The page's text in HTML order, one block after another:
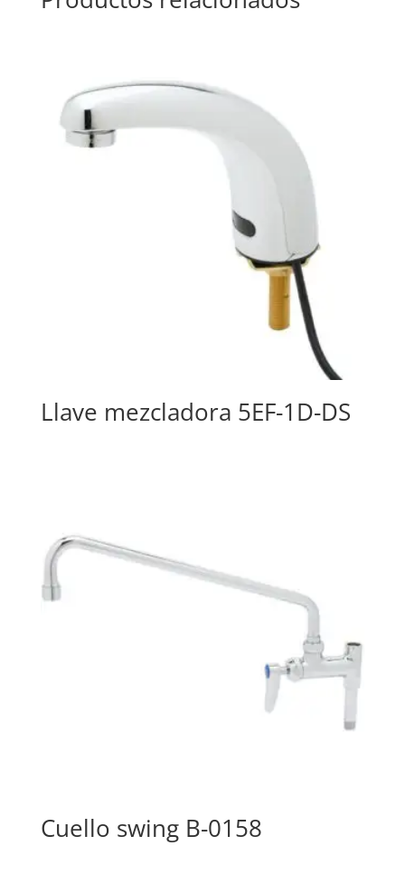
Llave mezcladora 5EF-1D-DS
Cuello swing B-0158